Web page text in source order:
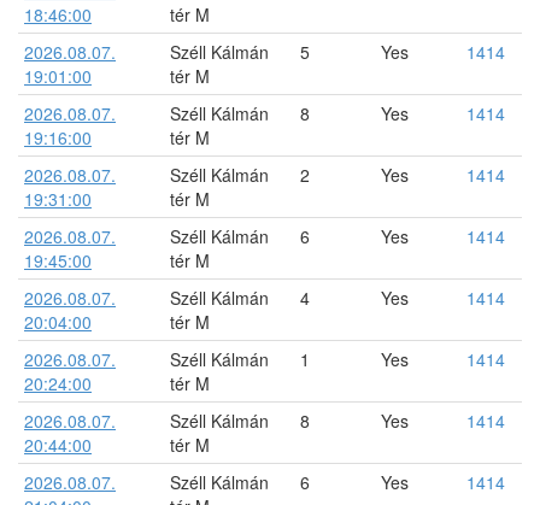
18:46:00
tér M
2026.08.07.
19:01:00
Széll Kálmán
tér M
5 Yes 1414
2026.08.07.
19:16:00
Széll Kálmán
tér M
8 Yes 1414
2026.08.07.
19:31:00
Széll Kálmán
tér M
2 Yes 1414
2026.08.07.
19:45:00
Széll Kálmán
tér M
6 Yes 1414
2026.08.07.
20:04:00
Széll Kálmán
tér M
4 Yes 1414
2026.08.07.
20:24:00
Széll Kálmán
tér M
1 Yes 1414
2026.08.07.
20:44:00
Széll Kálmán
tér M
8 Yes 1414
2026.08.07.
Széll Kálmán
6 Yes 1414